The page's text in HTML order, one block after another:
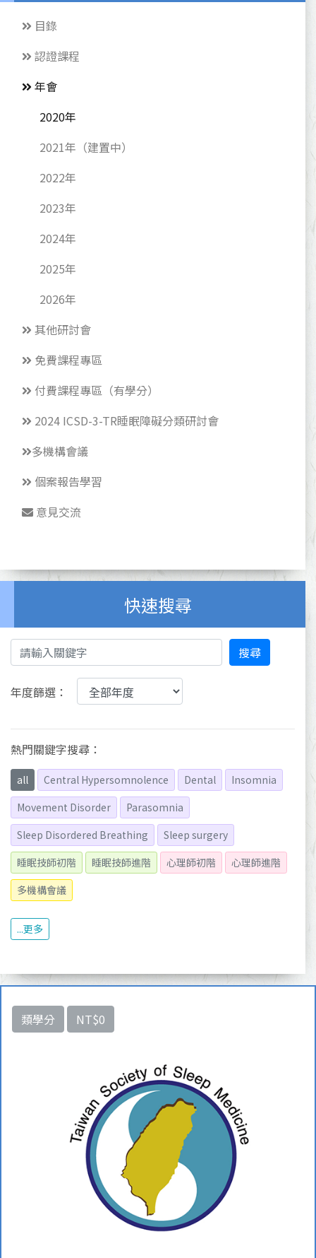
目錄
認證課程
年會
2020年
2021年（建置中）
2022年
2023年
2024年
2025年
2026年
其他研討會
免費課程專區
付費課程專區（有學分）
2024 ICSD-3-TR睡眠障礙分類研討會
多機構會議
個案報告學習
意見交流
快速搜尋
搜尋
年度篩選：
熱門關鍵字搜尋：
all Central Hypersomnolence Dental
Insomnia
Movement Disorder
Parasomnia
Sleep Disordered Breathing
Sleep surgery
睡眠技師初階
睡眠技師進階 心理師初階
心理師進階
多機構會議
...更多
類學分 NT$0